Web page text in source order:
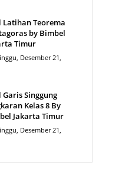
Latihan Teorema
by Bimbel
Timur
Desember 21,
Garis Singgung
Kelas 8 By
Jakarta Timur
Desember 21,